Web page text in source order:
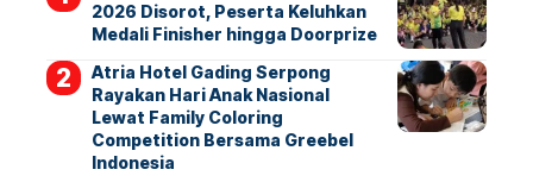
2026 Disorot, Peserta Keluhkan
Medali Finisher hingga Doorprize
Atria Hotel Gading Serpong
Rayakan Hari Anak Nasional
Lewat Family Coloring
Competition Bersama Greebel
Indonesia